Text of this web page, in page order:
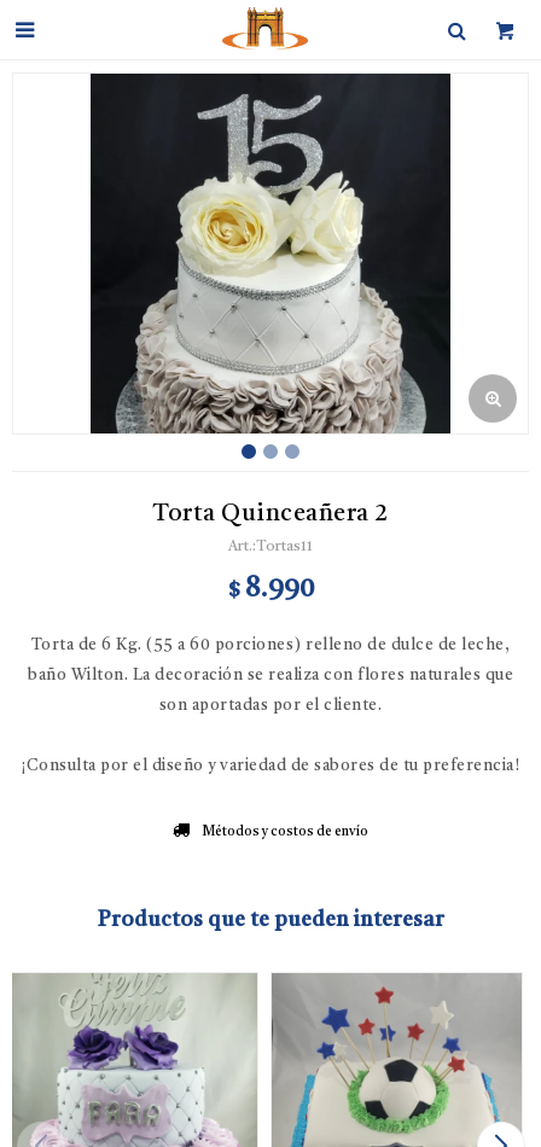

Torta Quinceañera 2
Tortas11
$ 8.990
Torta de 6 Kg. (55 a 60 porciones) relleno de dulce de leche,
baño Wilton. La decoración se realiza con flores naturales que
son aportadas por el cliente.
¡Consulta por el diseño y variedad de sabores de tu preferencia!
Métodos y costos de envío
Productos que te pueden interesar